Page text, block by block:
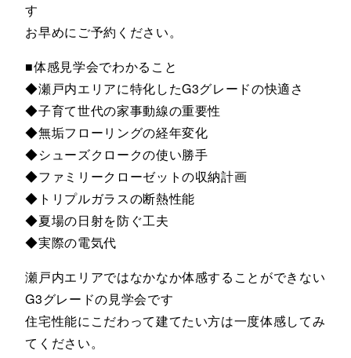
す
お早めにご予約ください。
■体感見学会でわかること
◆瀬戸内エリアに特化したG3グレードの快適さ
◆子育て世代の家事動線の重要性
◆無垢フローリングの経年変化
◆シューズクロークの使い勝手
◆ファミリークローゼットの収納計画
◆トリプルガラスの断熱性能
◆夏場の日射を防ぐ工夫
◆実際の電気代
瀬戸内エリアではなかなか体感することができない
G3グレードの見学会です
住宅性能にこだわって建てたい方は一度体感してみ
てください。